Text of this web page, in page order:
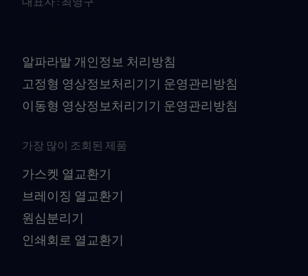
알파라발 개인정보 처리방침
고정형 영상정보처리기기 운영관리방침
이동형 영상정보처리기기 운영관리방침
가장 많이 조회된 제품
가스켓 열교환기
브레이징 열교환기
원심분리기
인쇄회로 열교환기